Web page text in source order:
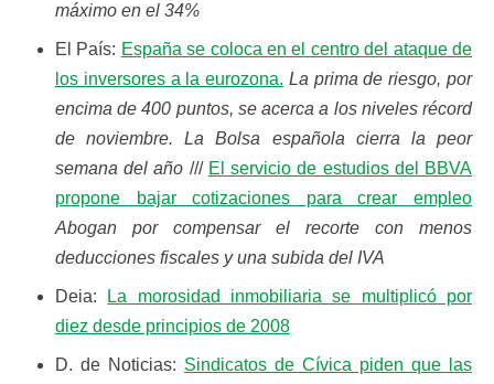
máximo en el 34%
El País: España se coloca en el centro del ataque de
los inversores a la eurozona. La prima de riesgo, por
encima de 400 puntos, se acerca a los niveles récord
de noviembre. La Bolsa española cierra la peor
semana del año /// El servicio de estudios del BBVA
propone bajar cotizaciones para crear empleo
Abogan por compensar el recorte con menos
deducciones fiscales y una subida del IVA
Deia:
La morosidad inmobiliaria se multiplicó por
diez desde principios de 2008
D. de Noticias: Sindicatos de Cívica piden que las